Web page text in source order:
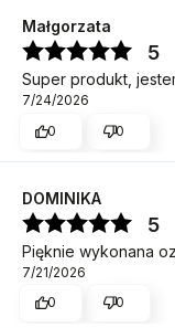
Małgorzata
5
Super produkt,
7/24/2026
0
0
DOMINIKA
5
Pięknie wykonana
7/21/2026
0
0